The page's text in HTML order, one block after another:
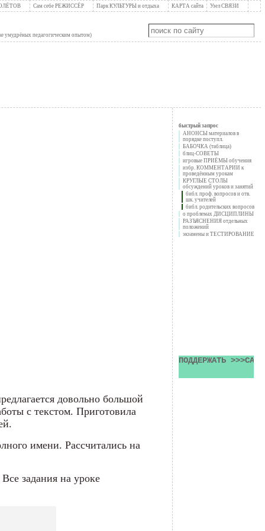
Сам себе РЕЖИССЁР Парк КУЛЬТУРЫ и отдыха КАРТА сайта Узел СВЯЗИ
умудрёных педагогическим опытом)
довольно большой
с текстом. Приготовила
имени. Рассчитались на
задания на уроке
быстрый запрос
АНОНСЫ материалов в
порядке поступл.
БАБОЧКА (таблица)
блиц-СОВЕТЫ
игровые ПРИЁМЫ обучения
избр. КОММЕНТАРИИ к
проведённым урокам
КРУГЛЫЕ СТОЛЫ
обсуждений уроков и занятий
библ. проф. вопросов и отв.
шк. учителей
библ. родительских вопросов
о проблемах ДИСЦИПЛИНЫ
РАЗЪЯСНЕНИЯ отдельных
положений
экзамены и ТЕСТИРОВАНИЕ
ПОДДЕРЖАТЬ